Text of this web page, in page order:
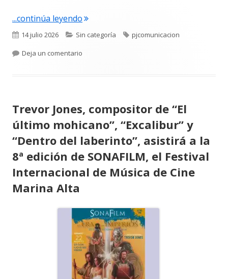
...continúa leyendo"El festival SONAFILM mantiene la
Publicado
el
14 julio 2026 Categorías
Sin categoría Etiquetas
pjcomunicacion
Deja un comentario
Trevor Jones, compositor de “El
último mohicano”, “Excalibur” y
“Dentro del laberinto”, asistirá a la
8ª edición de SONAFILM, el Festival
Internacional de Música de Cine
Marina Alta